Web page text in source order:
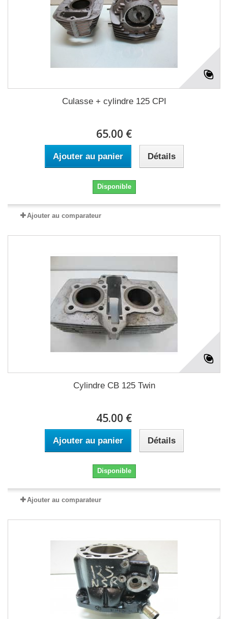
Culasse + cylindre 125 CPI
65.00 €
Ajouter au panier Détails
Disponible
Ajouter au comparateur
Cylindre CB 125 Twin
45.00 €
Ajouter au panier Détails
Disponible
Ajouter au comparateur